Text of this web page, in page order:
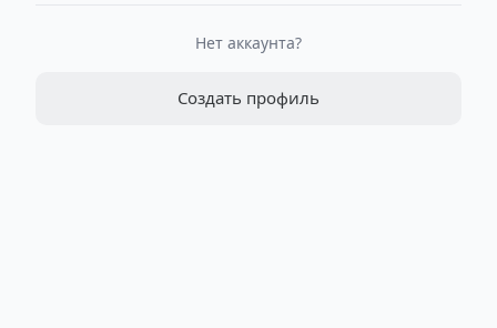
Нет аккаунта?
Создать профиль